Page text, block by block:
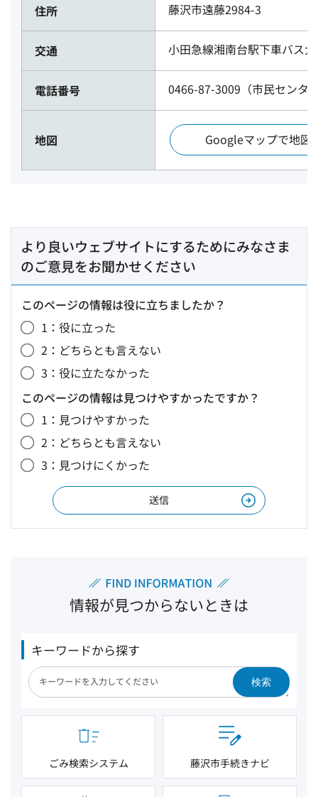
住所 藤沢市遠藤2984-3
交通 小田急線湘南台駅下車バス
電話番号 0466-87-3009（市民センタ
地図 Googleマップで地図
より良いウェブサイトにするためにみなさま
のご意見をお聞かせください
このページの情報は役に立ちましたか？
1：役に立った
2：どちらとも言えない
3：役に立たなかった
このページの情報は見つけやすかったですか？
1：見つけやすかった
2：どちらとも言えない
3：見つけにくかった
情報が見つからないときは
キーワードから探す
検索
ごみ検索システム 藤沢市手続きナビ